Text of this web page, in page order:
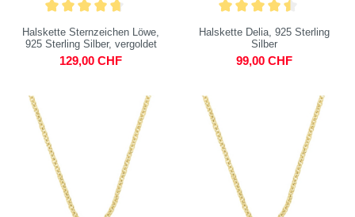
Halskette Sternzeichen Löwe,
925 Sterling Silber, vergoldet
129,00 CHF
Halskette Delia, 925 Sterling
Silber
99,00 CHF